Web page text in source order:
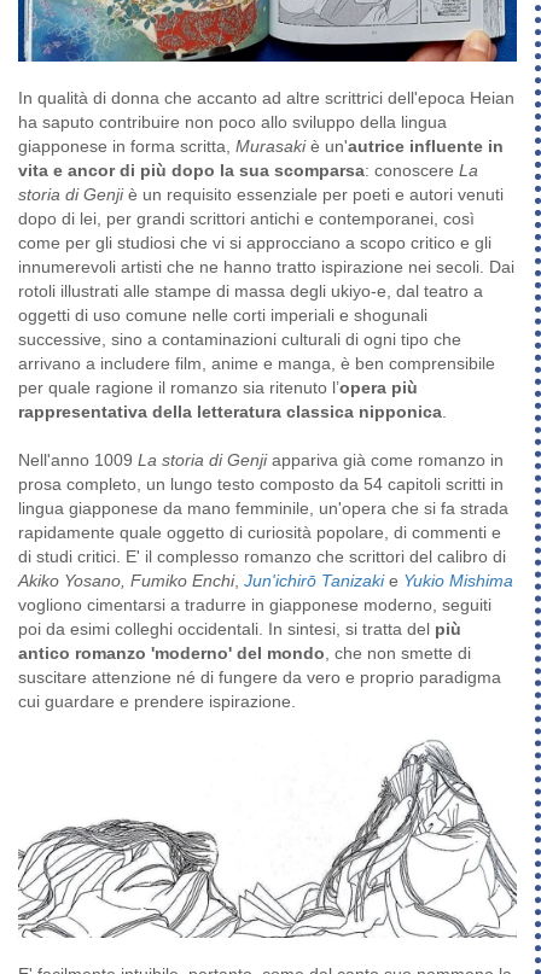
In qualità di donna che accanto ad altre scrittrici dell'epoca Heian
ha saputo contribuire non poco allo sviluppo della lingua
giapponese in forma scritta, Murasakiè un'autrice influente in
vita e ancor di più dopo la sua scomparsa: conoscere La
storia di Genjiè un requisito essenziale per poeti e autori venuti
dopo di lei, per grandi scrittori antichi e contemporanei, così
come per gli studiosi che vi si approcciano a scopo critico e gli
innumerevoli artisti che ne hanno tratto ispirazione nei secoli. Dai
rotoli illustrati alle stampe di massa degli ukiyo-e, dal teatro a
oggetti di uso comune nelle corti imperiali e shogunali
successive, sino a contaminazioni culturali di ogni tipo che
arrivano a includere film, anime e manga, è ben comprensibile
per quale ragione il romanzo sia ritenuto l’opera più
rappresentativa della letteratura classica nipponica
Nell'anno 1009 La storia di Genjiappariva già come romanzo in
prosa completo, un lungo testo composto da 54 capitoli scritti in
lingua giapponese da mano femminile, un'opera che si fa strada
rapidamente quale oggetto di curiosità popolare, di commenti e
di studi critici. E' il complesso romanzo che scrittori del calibro di
Akiko Yosano, Fumiko Enchi, Jun'ichirō Tanizakie Yukio Mishima
vogliono cimentarsi a tradurre in giapponese moderno, seguiti
poi da esimi colleghi occidentali. In sintesi, si tratta del più
antico romanzo 'moderno' del mondo , che non smette di
suscitare attenzione né di fungere da vero e proprio paradigma
cui guardare e prendere ispirazione.